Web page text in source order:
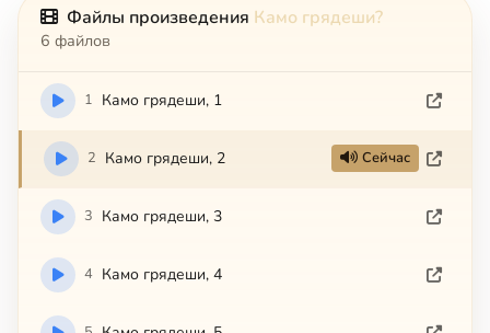
Файлы произведения Камо грядеши?
6 файлов
1 Камо грядеши, 1
2 Камо грядеши, 2 Сейчас
3 Камо грядеши, 3
4 Камо грядеши, 4